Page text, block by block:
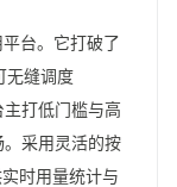
台。它打破了
无缝调度
打低门槛与高
采用灵活的按
时用量统计与